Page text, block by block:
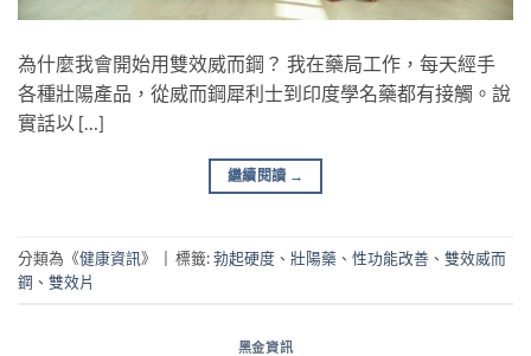
為什麼我會開始用雙效威而鋼？ 我在藥局工作，每天經手
各種壯陽產品，從威而鋼犀利士到印度學名藥都有接觸。說
實話以 […]
繼續閱讀 →
分類為《健康資訊》 標籤:勃起硬度 、 壯陽藥 、 性功能改善 、 雙效威而
鋼 、 雙效片
黑金資訊